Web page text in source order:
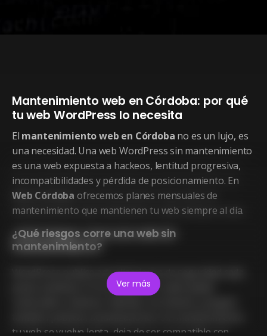
Mantenimiento web en Córdoba: por qué
tu web WordPress lo necesita
El mantenimiento web en Córdoba no es un lujo, es
una necesidad. Una web WordPress sin mantenimiento
es una web expuesta a hackeos, lentitud progresiva,
incompatibilidades y pérdida de posicionamiento. En
Web Córdoba ofrecemos planes mensuales de
mantenimiento que mantienen tu web siempre al día.
¿Qué riesgos corre una web sin
mantenimiento?
WordPress publica actualizaciones de seguridad cada
pocas semanas. Si no se aplican, tu web queda
tu web se vuelve lenta, deja de ser compatible con
Ver más